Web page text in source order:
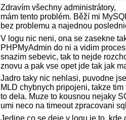
Zdravím všechny administrátory,
mám tento problém. Běží mi
bez problemu a najednou
V logu nic neni, ona se zasekne
PHPMyAdmin do ni a vidim
snazim sebevic, tak to nejde
znovu a pak vse opet jde tak jak
Jadro taky nic nehlasi, puvodne
MLD chybnych pripojeni, takze
to dela. Muze to kousnou nejaky
umi neco na timeout zpracovani
Jedine co se deje v logu je to, kde